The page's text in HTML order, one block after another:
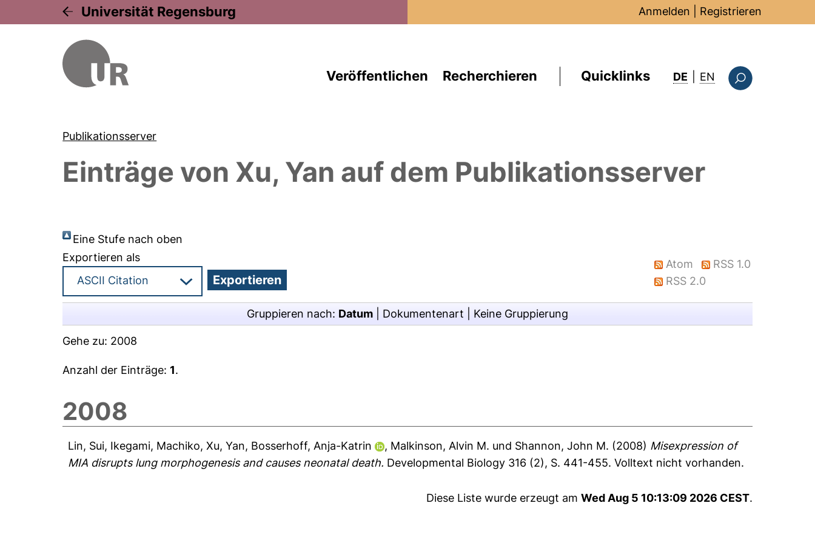
Universität Regensburg Anmelden Registrieren
Veröffentlichen Recherchieren Quicklinks DE EN : this page in
Publikationsserver
Einträge von Xu, Yan auf dem Publikationsserver
Eine Stufe nach oben
Exportieren als
Atom
RSS 1.0
RSS 2.0
Gruppieren nach: Datum Dokumentenart Keine Gruppierung
Gehe zu: 2008
Anzahl der Einträge:1.
2008
Lin, Sui, Ikegami, Machiko,Xu, Yan, Bosserhoff, Anja-Katrin , Malkinson, Alvin M. und Shannon, John M. (2008) Misexpression of
MIA disrupts lung morphogenesis and causes neonatal death. Developmental Biology 316 (2), S. 441-455.Volltext nicht vorhanden.
Diese Liste wurde erzeugt am Wed Aug 5 10:13:09 2026 CEST.